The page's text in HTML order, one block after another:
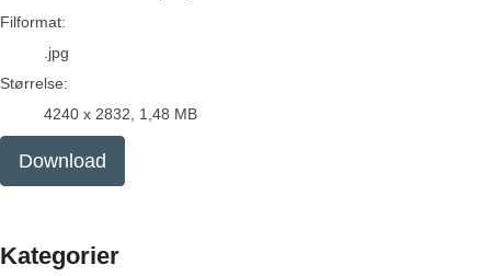
Filformat:
.jpg
Størrelse:
4240 x 2832, 1,48 MB
Download
Kategorier